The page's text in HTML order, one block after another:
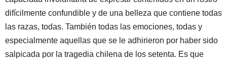
difícilmente confundible y de una belleza que contiene todas
las razas, todas. También todas las emociones, todas y
especialmente aquellas que se le adhirieron por haber sido
salpicada por la tragedia chilena de los setenta. Es que